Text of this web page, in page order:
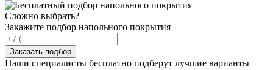
Сложно выбрать?
Закажите подбор напольного покрытия
Заказать подбор
Наши специалисты бесплатно подберут лучшие варианты